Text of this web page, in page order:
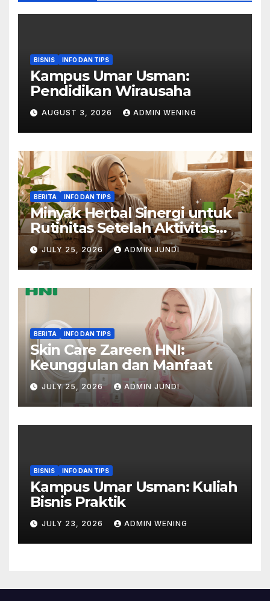
BISNIS INFO DAN TIPS
Kampus Umar Usman:
Pendidikan Wirausaha
AUGUST 3, 2026 ADMIN WENING
BERITA INFO DAN TIPS
Minyak Herbal Sinergi untuk
Rutinitas Setelah Aktivitas
Padat
JULY 25, 2026 ADMIN JUNDI
BERITA INFO DAN TIPS
Skin Care Zareen HNI:
Keunggulan dan Manfaat
JULY 25, 2026 ADMIN JUNDI
BISNIS INFO DAN TIPS
Kampus Umar Usman: Kuliah
Bisnis Praktik
JULY 23, 2026 ADMIN WENING